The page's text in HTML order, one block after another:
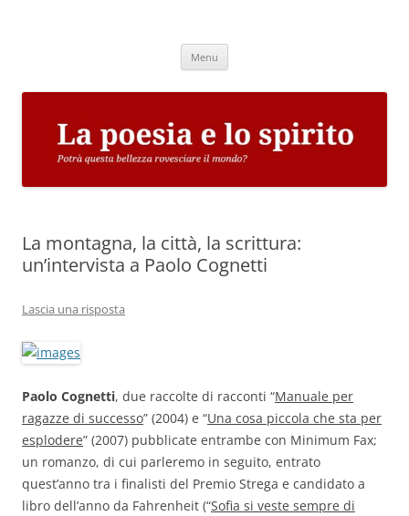
Menu
La montagna, la città, la scrittura:
un’intervista a Paolo Cognetti
Lascia una risposta
Paolo Cognetti, due raccolte di racconti “Manuale per
ragazze di successo” (2004) e “Una cosa piccola che sta per
esplodere” (2007) pubblicate entrambe con Minimum Fax;
un romanzo, di cui parleremo in seguito, entrato
quest’anno tra i finalisti del Premio Strega e candidato a
libro dell’anno da Fahrenheit (“Sofia si veste sempre di